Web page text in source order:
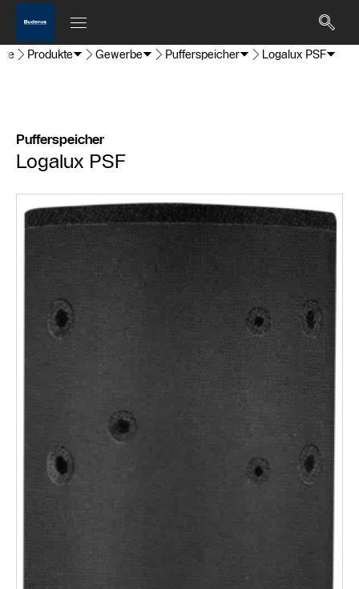
Produkte Gewerbe Pufferspeicher Logalux PSF
Pufferspeicher
Logalux PSF